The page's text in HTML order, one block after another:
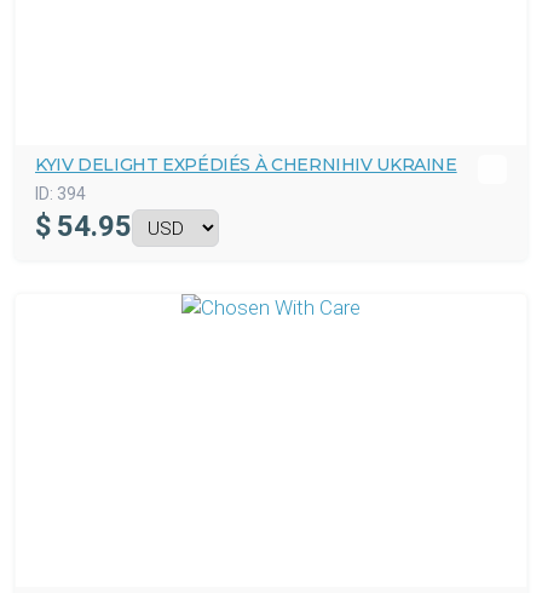
KYIV DELIGHT EXPÉDIÉS À CHERNIHIV UKRAINE
ID: 394
$ 54.95